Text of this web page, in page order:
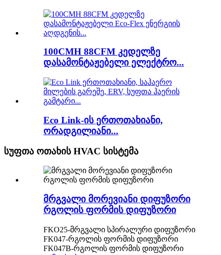
100CMH 88CFM კედელზე
დასამონტაჟებელი ელექტრო...
Eco Link-ის ერთოთახიანი,
ორადგილიანი...
სუფთა ოთახის HVAC სისტემა
მრგვალი მორევიანი დიფუზორი
რგოლის ფორმის დიფუზორი
FKO25-მრგვალი სპირალური დიფუზორი
FK047-რგოლის ფორმის დიფუზორი
FK047B-რგოლის ფორმის დიფუზორი